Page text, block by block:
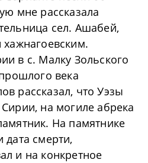
мне рассказала
сел. Ашабей,
хажнагоевским.
в с. Малку Зольского
века
рассказал, что Уэзы
на могиле абрека
На памятнике
смерти,
и на конкретное